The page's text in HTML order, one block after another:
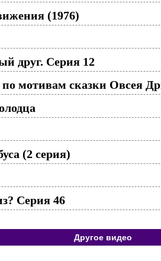
(1976)
друг. Серия 12
мотивам сказки Овсея
(2 серия)
Серия 46
Другое видео